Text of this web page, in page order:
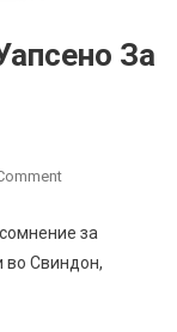
За
On
–
Годишно
за
во Свиндон,